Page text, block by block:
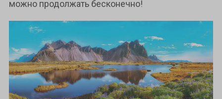
можно продолжать бесконечно!